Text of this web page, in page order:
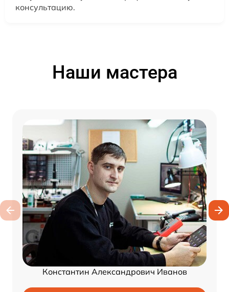
консультацию.
Наши мастера
Константин Александрович Иванов